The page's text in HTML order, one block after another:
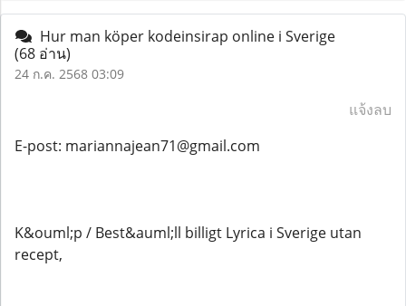
Hur man köper kodeinsirap online i Sverige
(68 อ่าน)
24 ก.ค. 2568 03:09
แจ้งลบ
E-post: mariannajean71@gmail.com
K&ouml;p / Best&auml;ll billigt Lyrica i Sverige utan
recept,